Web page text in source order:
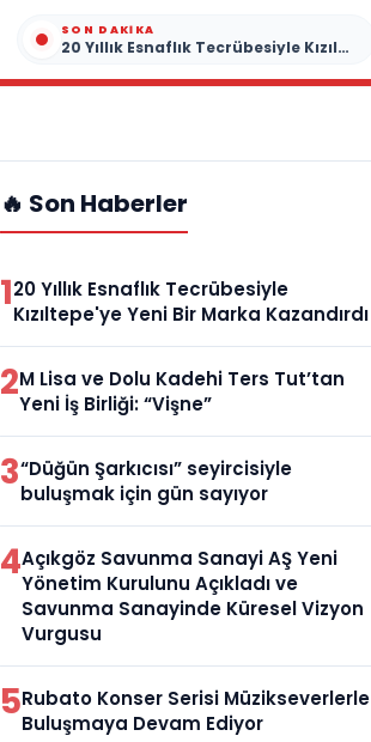
SON DAKIKA
20 Yıllık Esnaflık Tecrübesiyle Kızıltepe'ye Yeni Bir Marka Kazandırdı
🔥 Son Haberler
120 Yıllık Esnaflık Tecrübesiyle
Kızıltepe'ye Yeni Bir Marka Kazandırdı
2M Lisa ve Dolu Kadehi Ters Tut’tan
Yeni İş Birliği: “Vişne”
3“Düğün Şarkıcısı” seyircisiyle
buluşmak için gün sayıyor
4Açıkgöz Savunma Sanayi AŞ Yeni
Yönetim Kurulunu Açıkladı ve
Savunma Sanayinde Küresel Vizyon
Vurgusu
5Rubato Konser Serisi Müzikseverlerle
Buluşmaya Devam Ediyor